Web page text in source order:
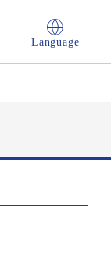
Language